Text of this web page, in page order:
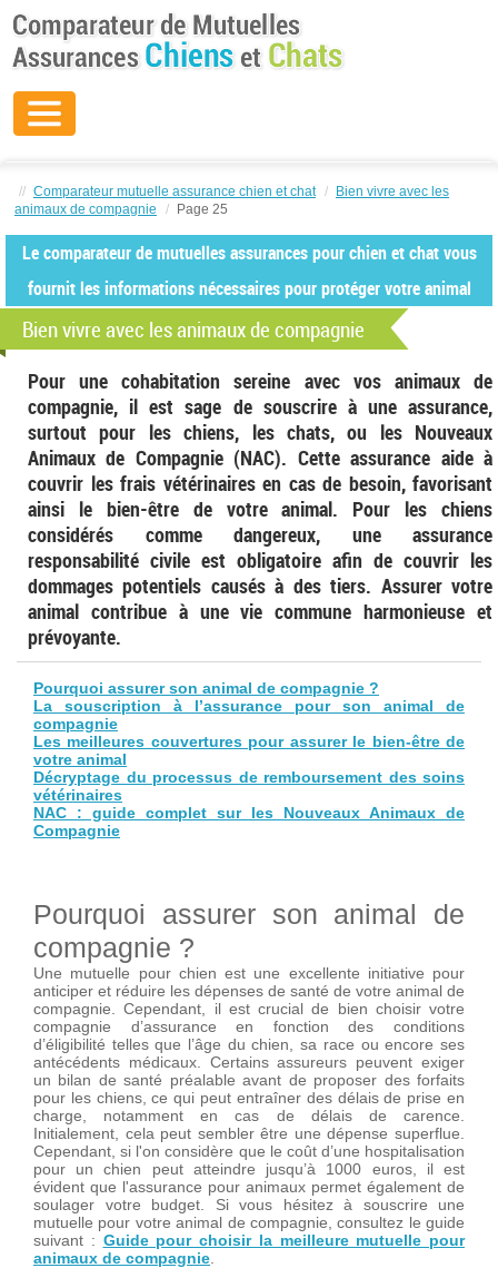
// Comparateur mutuelle assurance chien et chat /
Bien vivre avec les
animaux de compagnie
/ Page 25
Le comparateur de mutuelles assurances pour chien et chat vous
fournit les informations nécessaires pour protéger votre animal
Bien vivre avec les animaux de compagnie
Pour une cohabitation sereine avec vos animaux de
compagnie, il est sage de souscrire à une assurance,
surtout pour les chiens, les chats, ou les Nouveaux
Animaux de Compagnie (NAC). Cette assurance aide à
couvrir les frais vétérinaires en cas de besoin, favorisant
ainsi le bien-être de votre animal. Pour les chiens
considérés comme dangereux, une assurance
responsabilité civile est obligatoire afin de couvrir les
dommages potentiels causés à des tiers. Assurer votre
animal contribue à une vie commune harmonieuse et
prévoyante.
Pourquoi assurer son animal de compagnie ?
La souscription à l’assurance pour son animal de
compagnie
Les meilleures couvertures pour assurer le bien-être de
votre animal
Décryptage du processus de remboursement des soins
vétérinaires
NAC : guide complet sur les Nouveaux Animaux de
Compagnie
Pourquoi assurer son animal de
compagnie ?
Une mutuelle pour chien est une excellente initiative pour
anticiper et réduire les dépenses de santé de votre animal de
compagnie. Cependant, il est crucial de bien choisir votre
compagnie d’assurance en fonction des conditions
d’éligibilité telles que l’âge du chien, sa race ou encore ses
antécédents médicaux. Certains assureurs peuvent exiger
un bilan de santé préalable avant de proposer des forfaits
pour les chiens, ce qui peut entraîner des délais de prise en
charge, notamment en cas de délais de carence.
Initialement, cela peut sembler être une dépense superflue.
Cependant, si l'on considère que le coût d’une hospitalisation
pour un chien peut atteindre jusqu’à 1000 euros, il est
évident que l'assurance pour animaux permet également de
soulager votre budget. Si vous hésitez à souscrire une
mutuelle pour votre animal de compagnie, consultez le guide
suivant : Guide pour choisir la meilleure mutuelle pour
animaux de compagnie